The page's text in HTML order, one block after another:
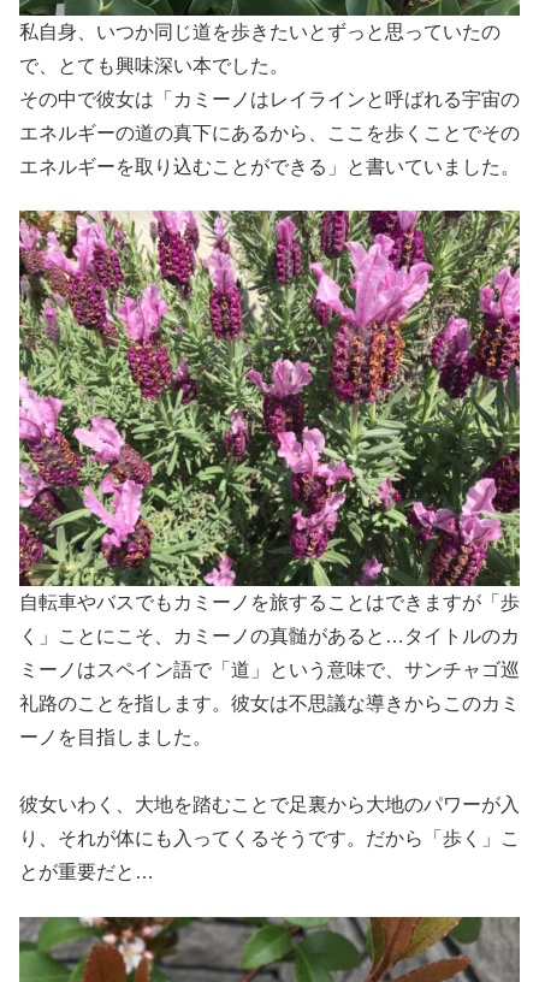
私自身、いつか同じ道を歩きたいとずっと思っていたの
で、とても興味深い本でした。
その中で彼女は「カミーノはレイラインと呼ばれる宇宙の
エネルギーの道の真下にあるから、ここを歩くことでその
エネルギーを取り込むことができる」と書いていました。
自転車やバスでもカミーノを旅することはできますが「歩
く」ことにこそ、カミーノの真髄があると…タイトルのカ
ミーノはスペイン語で「道」という意味で、サンチャゴ巡
礼路のことを指します。彼女は不思議な導きからこのカミ
ーノを目指しました。
彼女いわく、大地を踏むことで足裏から大地のパワーが入
り、それが体にも入ってくるそうです。だから「歩く」こ
とが重要だと…